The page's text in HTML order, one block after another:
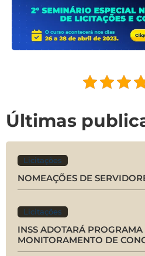
Últimas
Licitações
NOMEAÇÕES DE
Licitações
INSS ADOTARÁ
MONITORAMENTO DE